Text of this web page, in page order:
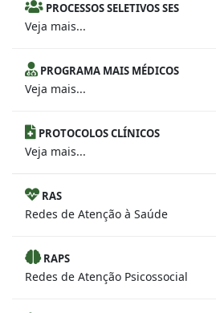
PROCESSOS SELETIVOS SES
Veja mais...
PROGRAMA MAIS MÉDICOS
Veja mais...
PROTOCOLOS CLÍNICOS
Veja mais...
RAS
Redes de Atenção à Saúde
RAPS
Redes de Atenção Psicossocial